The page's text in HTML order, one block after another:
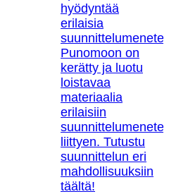
hyödyntää
erilaisia
Punomoon on
kerätty ja luotu
loistavaa
materiaalia
erilaisiin
liittyen. Tutustu
suunnittelun eri
mahdollisuuksiin
täältä!